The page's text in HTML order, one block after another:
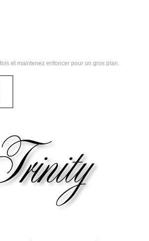
et maintenez enfoncer pour un gros plan.